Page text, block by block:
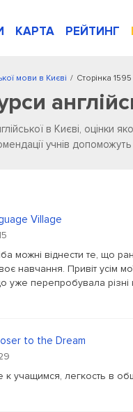
КАРТА РЕЙТИНГ
/
мови в Києві Сторінка 1595
в Києві, оцінки
учнів
Village
можні віднести те, що
навчання. Привіт усім
уже перепробувала
to the Dream
к учащимся, легкость в